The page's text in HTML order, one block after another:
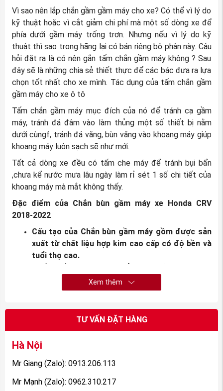
Vì sao nên lắp chắn gầm gầm máy cho xe? Có thể vì lý do
kỹ thuật hoặc vì cắt giảm chi phí mà một số dòng xe để
phía dưới gầm máy trống trơn. Nhưng nếu vì lý do kỹ
thuật thì sao trong hãng lại có bán riêng bộ phận này. Câu
hỏi đặt ra là có nên gắn tấm chắn gầm máy không ? Sau
đây sẽ là những chia sẻ thiết thực để các bác đưa ra lựa
chọn tốt nhất cho xe mình. Tác dụng của tấm chắn gầm
gầm máy cho xe ô tô
Tấm chắn gầm máy mục đích của nó để tránh cạ gầm
máy, tránh đá đâm vào làm thủng một số thiết bị nằm
dưới cùngf, tránh đá văng, bùn văng vào khoang máy giúp
khoang máy luôn sạch sẽ như mới.
Tất cả dòng xe đều có tấm che máy để tránh bụi bẩn
,chưa kể nước mưa lâu ngày làm rỉ sét 1 số chi tiết của
khoang máy mà mắt không thấy.
Đặc điểm của Chắn bùn gầm máy xe Honda CRV
2018-2022
Cấu tạo của Chắn bùn gầm máy gồm được sản
xuất từ chất liệu hợp kim cao cấp có độ bền và
tuổi thọ cao.
Nguồn gốc: Được nhập khẩu chính hãng tại
và được phân phối trực tiếp ra thị trường
Phụ tùng Honda An Việt.
Xem thêm
TƯ VẤN ĐẶT HÀNG
Hà Nội
Mr Giang (Zalo): 0913.206.113
Mr Mạnh (Zalo): 0962.310.217